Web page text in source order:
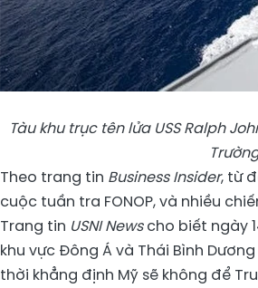
Tàu khu trục tên lửa USS Ralph
Theo trang tin Business Insider, từ
cuộc tuần tra FONOP, và nhiều
Trang tin USNI Newscho biết ngày
khu vực Đông Á và Thái Bình
thời khẳng định Mỹ sẽ không để